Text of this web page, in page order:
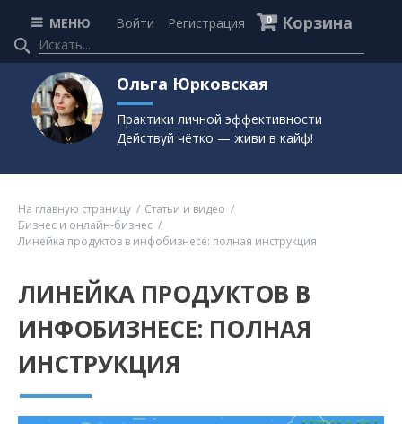
МЕНЮ Войти Регистрация 0 Корзина
Ольга Юрковская
Практики личной эффективности
Действуй чётко — живи в кайф!
На главную страницу
Статьи и видео
Бизнес и онлайн-бизнес
Линейка продуктов в инфобизнесе: полная инструкция
ЛИНЕЙКА ПРОДУКТОВ В
ИНФОБИЗНЕСЕ: ПОЛНАЯ
ИНСТРУКЦИЯ